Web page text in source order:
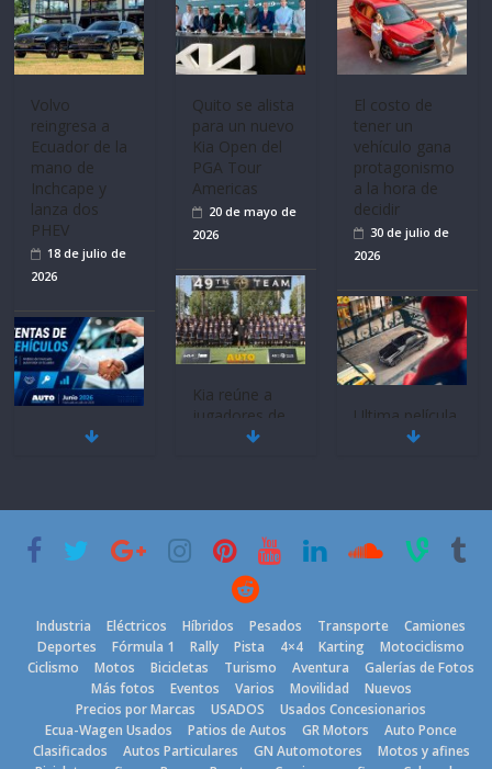
Mercado
automotor
nacional cierra
su mejor 1er
semestre en la
historia
11 de julio de
2026
Bosch y
renovable
25 de julio de
Nuevo SUV
La FEDAK
recibe 12
Sinotruk
Bolden para
cubrir las rutas
de La Vuelta
31 de julio de
Quito se alista
para un nuevo
2026
Kia reúne a
jugadores de
fútbol de todo
Ultima película
‘Spider‑Man:
Brand New
Day’ pone en
escena a
BMW
29 de julio de
2026
¿Qué puede
pasar con tu
3 de agosto de
La FEDAK
recibe 12
Industria Eléctricos Híbridos Pesados Transporte
Camiones
Deportes
Fórmula 1 Rally Pista 4×4 Karting
Motociclismo
Ciclismo
Motos Bicicletas Turismo Aventura
Galerías de Fotos
Más fotos
Eventos Varios Movilidad
Nuevos
Precios por Marcas
USADOS
Usados Concesionarios
Ecua-Wagen Usados
Patios de Autos GR Motors
Auto Ponce
Clasificados
Autos Particulares GN Automotores
Motos y afines